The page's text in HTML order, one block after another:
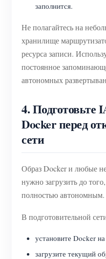
заполнится.
Не полагайтесь на
хранилище
ресурса записи.
постоянное
автономных
4. Подготовьте
Docker перед
сети
Образ Docker и любые
нужно загрузить до
полностью автономным.
В подготовительной
установите Docker
загрузите текущий